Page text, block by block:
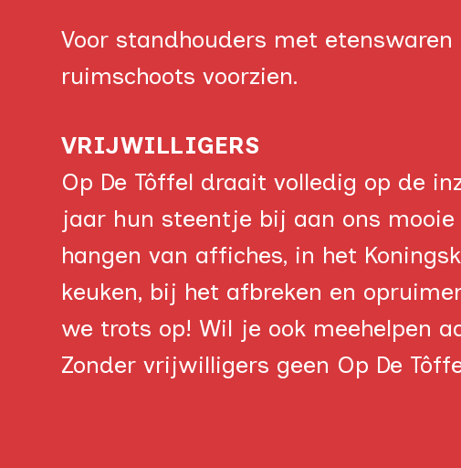
Voor standhouders met
ruimschoots voorzien.
VRIJWILLIGERS
Op De Tôffel draait volledig op de
jaar hun steentje bij aan ons
hangen van affiches, in het
keuken, bij het afbreken en
we trots op! Wil je ook meehelpen
Zonder vrijwilligers geen Op De